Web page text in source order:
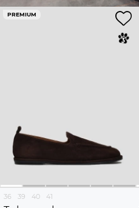
PREMIUM
36 39 40 41